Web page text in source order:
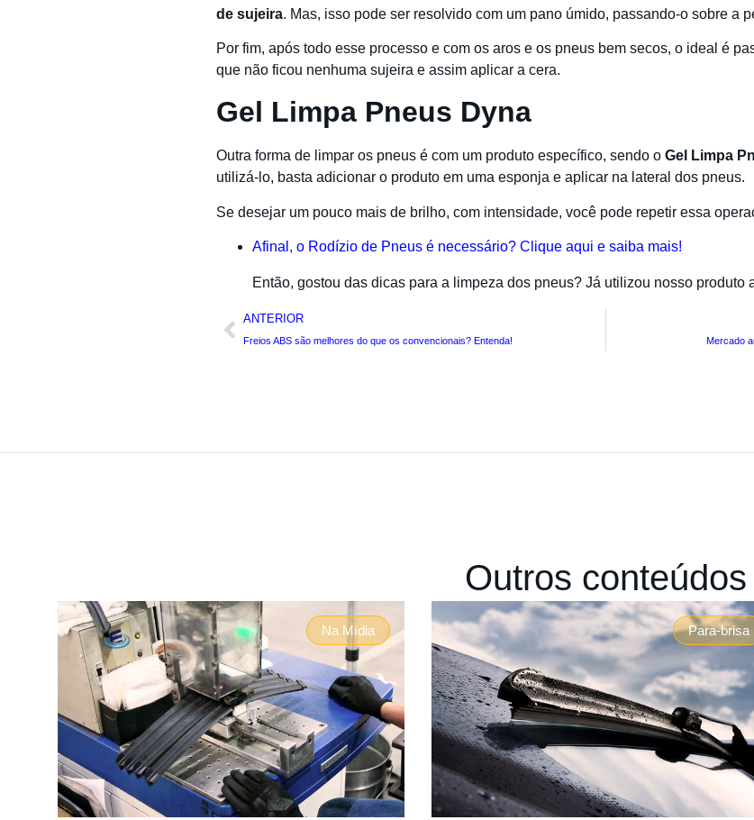
de sujeira. Mas, isso pode ser resolvido com um pano úmido, passando-o sobre a
Por fim, após todo esse processo e com os aros e os pneus bem secos, o ideal é
que não ficou nenhuma sujeira e assim aplicar a cera.
Gel Limpa Pneus Dyna
Outra forma de limpar os pneus é com um produto específico, sendo o Gel Limpa
utilizá-lo, basta adicionar o produto em uma esponja e aplicar na lateral dos pneus.
Se desejar um pouco mais de brilho, com intensidade, você pode repetir essa
Afinal, o Rodízio de Pneus é necessário? Clique aqui e saiba mais!
Então, gostou das dicas para a limpeza dos pneus? Já utilizou nosso produto
ANTERIOR
Freios ABS são melhores do que os convencionais? Entenda! Mercado
Outros conteúdos
Na Mídia Para-brisa